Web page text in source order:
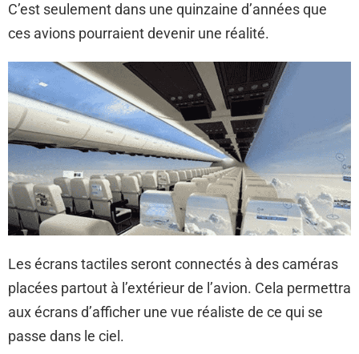
C’est seulement dans une quinzaine d’années que
ces avions pourraient devenir une réalité.
Les écrans tactiles seront connectés à des caméras
placées partout à l’extérieur de l’avion. Cela permettra
aux écrans d’afficher une vue réaliste de ce qui se
passe dans le ciel.